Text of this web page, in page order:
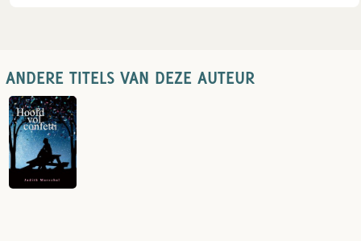
ANDERE TITELS VAN DEZE AUTEUR